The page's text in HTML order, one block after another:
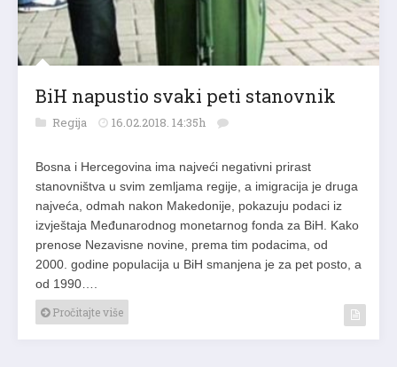
BiH napustio svaki peti stanovnik
Regija 16.02.2018. 14:35h
Bosna i Hercegovina ima najveći negativni prirast
stanovništva u svim zemljama regije, a imigracija je druga
najveća, odmah nakon Makedonije, pokazuju podaci iz
izvještaja Međunarodnog monetarnog fonda za BiH. Kako
prenose Nezavisne novine, prema tim podacima, od
2000. godine populacija u BiH smanjena je za pet posto, a
od 1990….
Pročitajte više